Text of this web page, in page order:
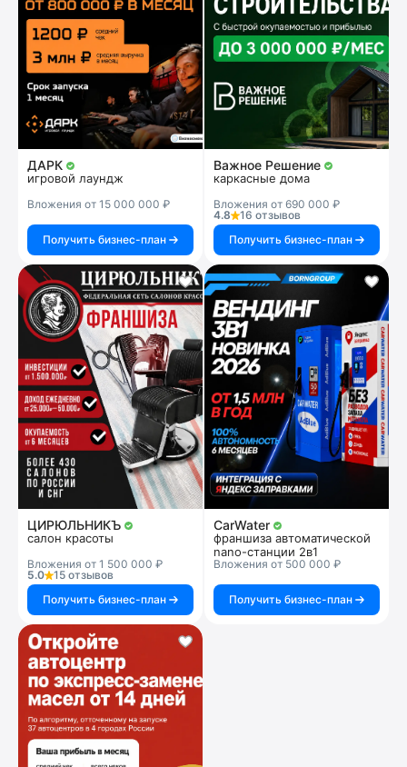
ДАРК
игровой лаундж
Вложения от 15 000 000 ₽
Получить бизнес-план
Важное Решение
каркасные дома
Вложения от 690 000 ₽
4.8
16 отзывов
Получить бизнес-план
ЦИРЮЛЬНИКЪ
салон красоты
Вложения от 1 500 000 ₽
5.0
15 отзывов
Получить бизнес-план
CarWater
франшиза автоматической
nano-станции 2в1
Вложения от 500 000 ₽
Получить бизнес-план